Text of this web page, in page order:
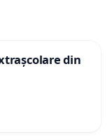
din